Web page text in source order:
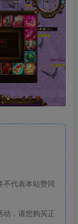
代表本站赞同
动，请您购买正